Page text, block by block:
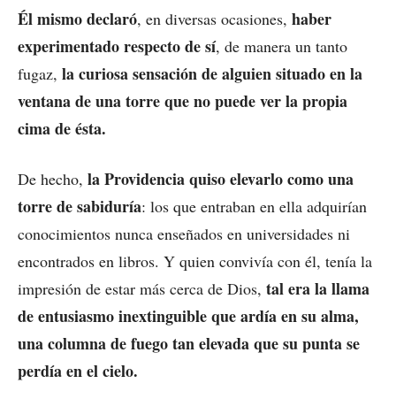
Él mismo declaró, en diversas ocasiones, haber
experimentado respecto de sí, de manera un tanto
fugaz, la curiosa sensación de alguien situado en la
ventana de una torre que no puede ver la propia
cima de ésta.
De hecho, la Providencia quiso elevarlo como una
torre de sabiduría: los que entraban en ella adquirían
conocimientos nunca enseñados en universidades ni
encontrados en libros. Y quien convivía con él, tenía la
impresión de estar más cerca de Dios, tal era la llama
de entusiasmo inextinguible que ardía en su alma,
una columna de fuego tan elevada que su punta se
perdía en el cielo.